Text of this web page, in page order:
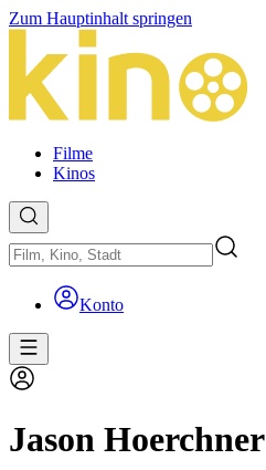
Zum Hauptinhalt springen
Filme
Kinos
Konto
Jason Hoerchner